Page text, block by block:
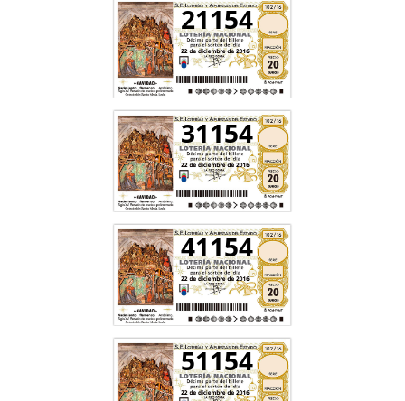
21154
31154
41154
51154